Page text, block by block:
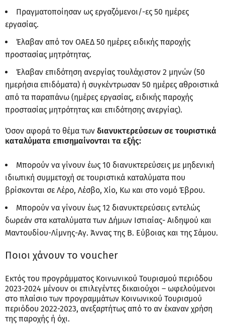
Πραγματοποίησαν ως εργαζόμενοι/-ες 50 ημέρες
εργασίας.
Έλαβαν από τον ΟΑΕΔ 50 ημέρες ειδικής παροχής
προστασίας μητρότητας.
Έλαβαν επιδότηση ανεργίας τουλάχιστον 2 μηνών (50
ημερήσια επιδόματα) ή συγκέντρωσαν 50 ημέρες αθροιστικά
από τα παραπάνω (ημέρες εργασίας, ειδικής παροχής
προστασίας μητρότητας και επιδότησης ανεργίας).
Όσον αφορά το θέμα των διανυκτερεύσεων σε τουριστικά
καταλύματα επισημαίνονται τα εξής:
Μπορούν να γίνουν έως 10 διανυκτερεύσεις με μηδενική
ιδιωτική συμμετοχή σε τουριστικά καταλύματα που
βρίσκονται σε Λέρο, Λέσβο, Χίο, Κω και στο νομό Έβρου.
Μπορούν να γίνουν έως 12 διανυκτερεύσεις εντελώς
δωρεάν στα καταλύματα των Δήμων Ιστιαίας- Αιδηψού και
Μαντουδίου-Λίμνης-Αγ. Άννας της Β. Εύβοιας και της Σάμου.
Ποιοι χάνουν το voucher
Εκτός του προγράμματος Κοινωνικού Τουρισμού περιόδου
2023-2024 μένουν οι επιλεγέντες δικαιούχοι – ωφελούμενοι
στο πλαίσιο των προγραμμάτων Κοινωνικού Τουρισμού
περιόδου 2022-2023, ανεξαρτήτως από το αν έκαναν χρήση
της παροχής ή όχι.